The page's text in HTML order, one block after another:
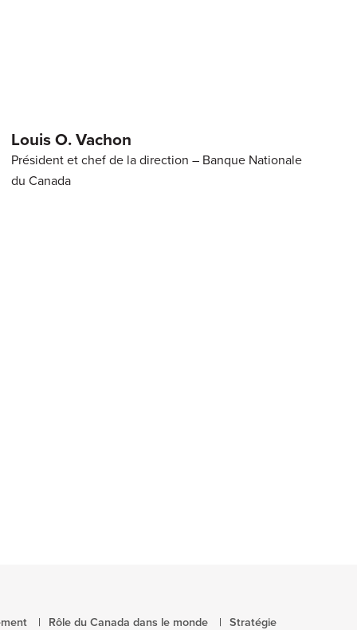
Louis O. Vachon
Président et chef de la direction – Banque Nationale
du Canada
Rôle du Canada dans le monde
Stratégie